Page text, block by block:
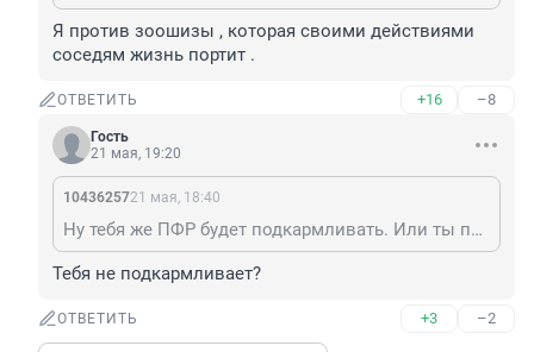
Я против зоошизы , которая своими действиями
соседям жизнь портит .
ОТВЕТИТЬ +16 –8
Гость
21 мая, 19:20
1043625721 мая, 18:40
Ну тебя же ПФР будет подкармливать. Или ты против?
Тебя не подкармливает?
ОТВЕТИТЬ +3 –2